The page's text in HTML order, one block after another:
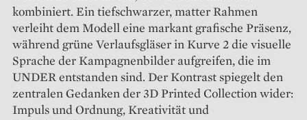
kombiniert. Ein tiefschwarzer, matter Rahmen
verleiht dem Modell eine markant grafische Präsenz,
während grüne Verlaufsgläser in Kurve 2 die visuelle
Sprache der Kampagnenbilder aufgreifen, die im
UNDER entstanden sind. Der Kontrast spiegelt den
zentralen Gedanken der 3D Printed Collection wider:
Impuls und Ordnung, Kreativität und